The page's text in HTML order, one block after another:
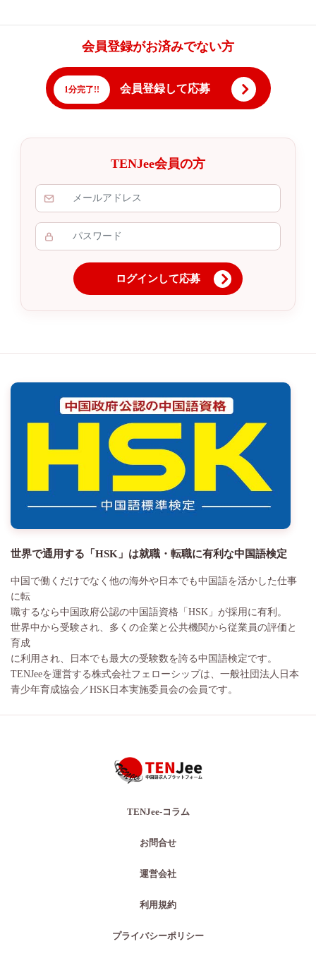
会員登録がお済みでない方
1分完了!! 会員登録して応募
TENJee会員の方
ログインして応募
世界で通用する「HSK」は就職・転職に有利な中国語検定
中国で働くだけでなく他の海外や日本でも中国語を活かした仕事
に転
職するなら中国政府公認の中国語資格「HSK」が採用に有利。
世界中から受験され、多くの企業と公共機関から従業員の評価と
育成
に利用され、日本でも最大の受験数を誇る中国語検定です。
TENJeeを運営する株式会社フェローシップは、一般社団法人日本
青少年育成協会／HSK日本実施委員会の会員です。
TENJee-コラム
お問合せ
運営会社
利用規約
プライバシーポリシー